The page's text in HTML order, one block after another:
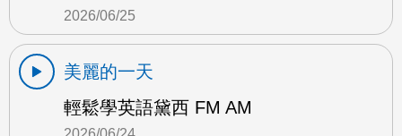
2026/06/25
美麗的一天
輕鬆學英語黛西 FM AM